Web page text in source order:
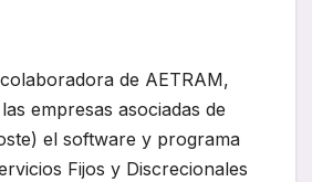
de AETRAM,
empresas asociadas de
el software y programa
Fijos y Discrecionales